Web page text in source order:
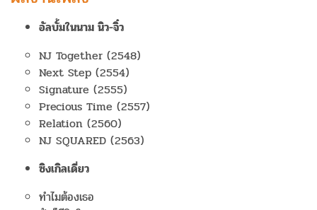
อัลบั้มในนาม นิว-จิ๋ว
NJ Together (2548)
Next Step (2554)
Signature (2555)
Precious Time (2557)
Relation (2560)
NJ SQUARED (2563)
ซิงเกิลเดี่ยว
ทำไมต้องเธอ